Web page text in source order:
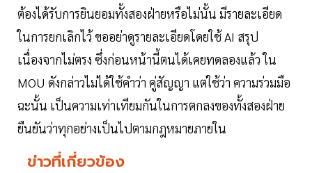
ต้องได้รับการยินยอมทั้งสองฝ่ายหรือไม่นั้น มีรายละเอียด
ในการยกเลิกไว้ ขออย่าดูรายละเอียดโดยใช้ AI สรุป
เนื่องจากไม่ตรง ซึ่งก่อนหน้านี้ตนได้เคยทดลองแล้ว ใน
MOU ดังกล่าวไม่ได้ใช้คำว่า คู่สัญญา แต่ใช้ว่า ความร่วมมือ
ฉะนั้น เป็นความเท่าเทียมกันในการตกลงของทั้งสองฝ่าย
ยืนยันว่าทุกอย่างเป็นไปตามกฎหมายภายใน
ข่าวที่เกี่ยวข้อง